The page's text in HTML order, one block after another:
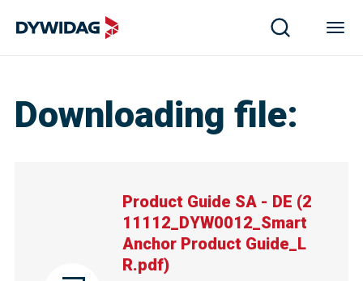
Downloading file:
Product Guide SA - DE (2
11112_DYW0012_Smart
Anchor Product Guide_L
R.pdf)